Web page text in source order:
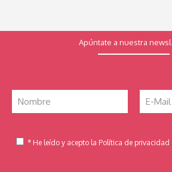
Apúntate a nuestra
* He leído y acepto la Política de privacidad